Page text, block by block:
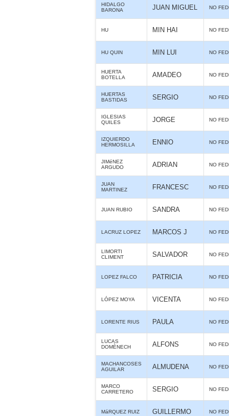
HIDALGO
BARONA
JUAN MIGUEL NO
HU MIN HAI NO
HU QUIN MIN LUI NO
HUERTA
BOTELLA
AMADEO NO
HUERTAS
BASTIDAS
SERGIO NO
IGLESIAS
QUILES
JORGE NO
IZQUIERDO
HERMOSILLA
ENNIO NO
JIMéNEZ
ARGUDO
ADRIAN NO
JUAN
MARTINEZ
FRANCESC NO
JUAN RUBIO SANDRA NO
LACRUZ LOPEZ MARCOS J NO
LIMORTI
CLIMENT
SALVADOR NO
LOPEZ FALCO PATRICIA NO
LÓPEZ MOYA VICENTA NO
LORENTE RIUS PAULA NO
LUCAS
DOMÈNECH
ALFONS NO
MACHANCOSES
AGUILAR
ALMUDENA NO
MARCO
CARRETERO
SERGIO NO
MáRQUEZ RUIZ GUILLERMO NO